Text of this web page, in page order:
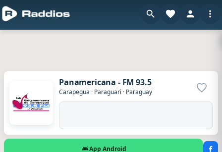
Panamericana - FM 93.5
Carapegua · Paraguari · Paraguay
App Android